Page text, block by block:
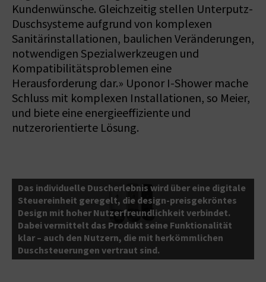
Kundenwünsche. Gleichzeitig stellen Unterputz-
Duschsysteme aufgrund von komplexen
Sanitärinstallationen, baulichen Veränderungen,
notwendigen Spezialwerkzeugen und
Kompatibilitätsproblemen eine
Herausforderung dar.» Uponor I-Shower mache
Schluss mit komplexen Installationen, so Meier,
und biete eine energieeffiziente und
nutzerorientierte Lösung.
Das individuelle Duscherlebnis wird über eine digitale
Steuereinheit geregelt, die design-preisgekröntes
Design mit hoher Nutzerfreundlichkeit verbindet.
Dabei vermittelt das Produkt seine Funktionalität
klar – auch den Nutzern, die mit herkömmlichen
Duschsteuerungen vertraut sind.